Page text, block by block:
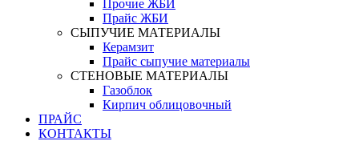
Прочие ЖБИ
Прайс ЖБИ
СЫПУЧИЕ МАТЕРИАЛЫ
Керамзит
Прайс сыпучие материалы
СТЕНОВЫЕ МАТЕРИАЛЫ
Газоблок
Кирпич облицовочный
ПРАЙС
КОНТАКТЫ